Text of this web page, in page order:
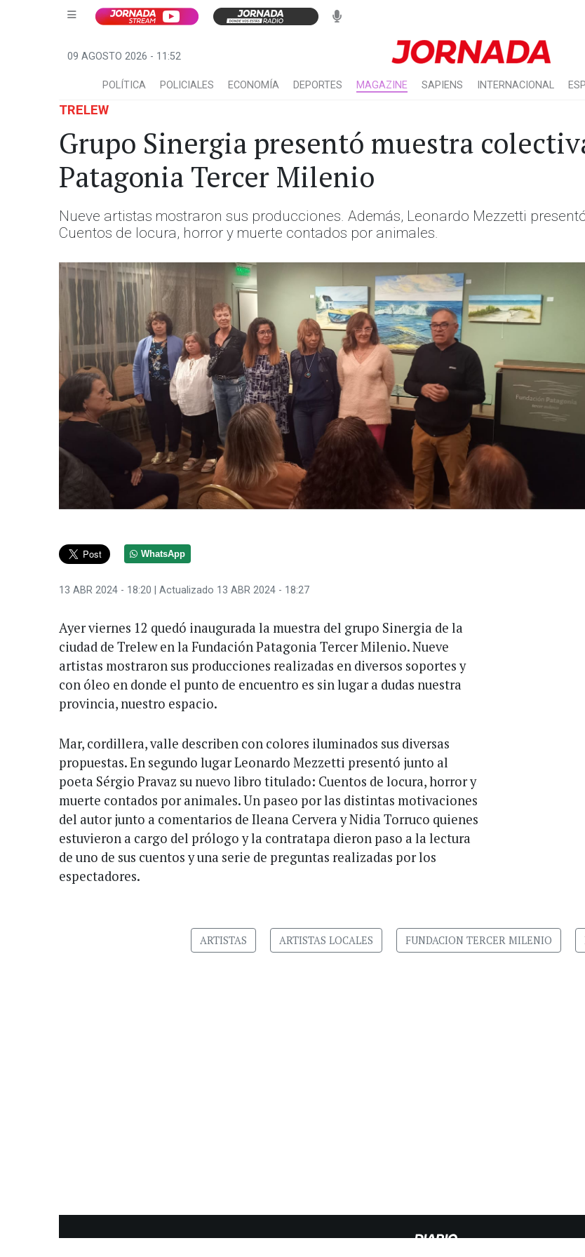
09 AGOSTO 2026 - 11:52
POLÍTICA POLICIALES ECONOMÍA DEPORTES MAGAZINE SAPIENS INTERNACIONAL
TRELEW
Grupo Sinergia presentó muestra
Patagonia Tercer Milenio
Nueve artistas mostraron sus producciones. Además, Leonardo Mezzetti
Cuentos de locura, horror y muerte contados por animales.
WhatsApp
13 ABR 2024 - 18:20 | Actualizado 13 ABR 2024 - 18:27
Ayer viernes 12 quedó inaugurada la muestra del grupo Sinergia de la
ciudad de Trelew en la Fundación Patagonia Tercer Milenio. Nueve
artistas mostraron sus producciones realizadas en diversos soportes y
con óleo en donde el punto de encuentro es sin lugar a dudas nuestra
provincia, nuestro espacio.
Mar, cordillera, valle describen con colores iluminados sus diversas
propuestas. En segundo lugar Leonardo Mezzetti presentó junto al
poeta Sérgio Pravaz su nuevo libro titulado: Cuentos de locura, horror y
muerte contados por animales. Un paseo por las distintas motivaciones
del autor junto a comentarios de Ileana Cervera y Nidia Torruco quienes
estuvieron a cargo del prólogo y la contratapa dieron paso a la lectura
de uno de sus cuentos y una serie de preguntas realizadas por los
espectadores.
ARTISTAS ARTISTAS LOCALES FUNDACION TERCER MILENIO